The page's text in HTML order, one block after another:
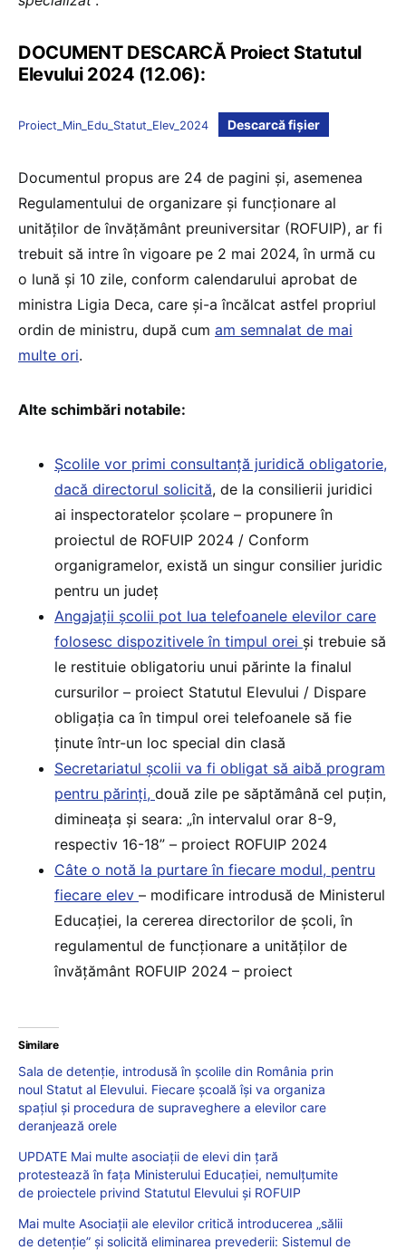
DOCUMENT DESCARCĂ Proiect Statutul
Elevului 2024 (12.06):
Proiect_Min_Edu_Statut_Elev_2024 Descarcă fișier
Documentul propus are 24 de pagini și, asemenea
Regulamentului de organizare și funcționare al
unităților de învățământ preuniversitar (ROFUIP), ar fi
trebuit să intre în vigoare pe 2 mai 2024, în urmă cu
o lună și 10 zile, conform calendarului aprobat de
ministra Ligia Deca, care și-a încălcat astfel propriul
ordin de ministru, după cum am semnalat de mai
multe ori.
Alte schimbări notabile:
Școlile vor primi consultanță juridică obligatorie,
dacă directorul solicită, de la consilierii juridici
ai inspectoratelor școlare – propunere în
proiectul de ROFUIP 2024 / Conform
organigramelor, există un singur consilier juridic
pentru un județ
Angajații școlii pot lua telefoanele elevilor care
folosesc dispozitivele în timpul orei și trebuie să
le restituie obligatoriu unui părinte la finalul
cursurilor – proiect Statutul Elevului / Dispare
obligația ca în timpul orei telefoanele să fie
ținute într-un loc special din clasă
Secretariatul școlii va fi obligat să aibă program
pentru părinți, două zile pe săptămână cel puțin,
dimineața și seara: „în intervalul orar 8-9,
respectiv 16-18” – proiect ROFUIP 2024
Câte o notă la purtare în fiecare modul, pentru
fiecare elev – modificare introdusă de Ministerul
Educației, la cererea directorilor de școli, în
regulamentul de funcționare a unităților de
învățământ ROFUIP 2024 – proiect
Similare
Sala de detenție, introdusă în școlile din România prin
noul Statut al Elevului. Fiecare școală își va organiza
spațiul și procedura de supraveghere a elevilor care
deranjează orele
UPDATE Mai multe asociații de elevi din țară
protestează în fața Ministerului Educației, nemulțumite
de proiectele privind Statutul Elevului și ROFUIP
Mai multe Asociații ale elevilor critică introducerea „sălii
de detenție” și solicită eliminarea prevederii: Sistemul de